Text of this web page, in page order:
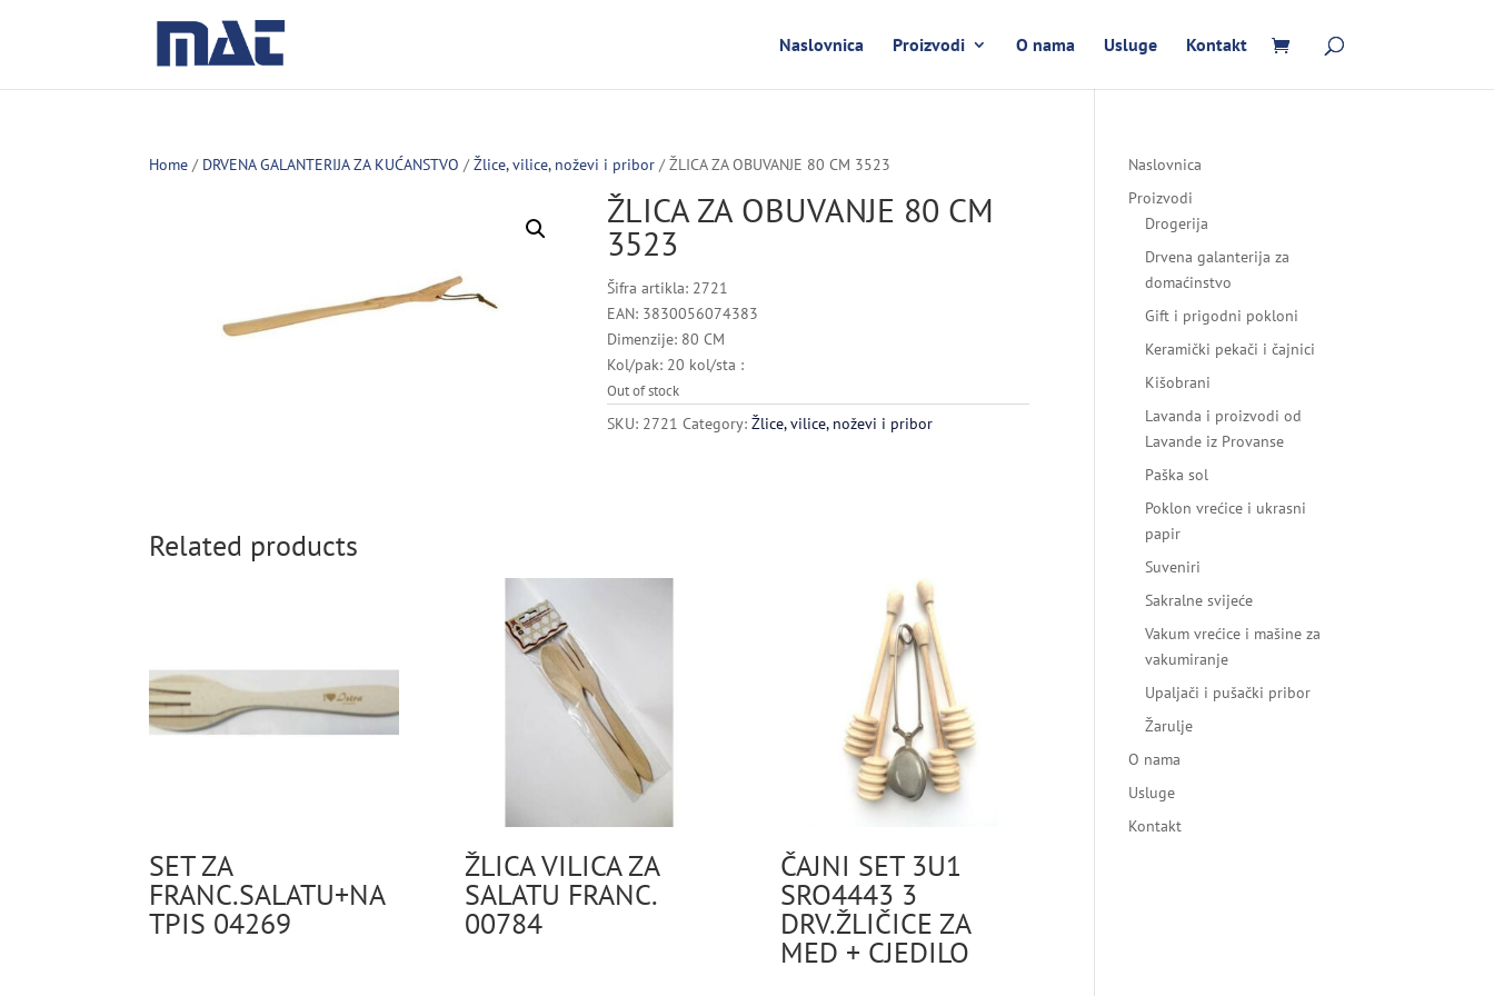
Naslovnica Proizvodi O nama Usluge Kontakt
Home / DRVENA GALANTERIJA ZA KUĆANSTVO /Žlice, vilice, noževi i pribor / ŽLICA ZA OBUVANJE 80 CM 3523
ŽLICA ZA OBUVANJE 80 CM
3523
Šifra artikla: 2721
EAN: 3830056074383
Dimenzije: 80 CM
Kol/pak: 20 kol/sta :
Out of stock
SKU: 2721 Category:Žlice, vilice, noževi i pribor
Related products
SET ZA
FRANC.SALATU+NA
TPIS 04269
ŽLICA VILICA ZA
SALATU FRANC.
00784
ČAJNI SET 3U1
SRO4443 3
DRV.ŽLIČICE ZA
MED + CJEDILO
Naslovnica
Proizvodi
Drogerija
Drvena galanterija za
domaćinstvo
Gift i prigodni pokloni
Keramički pekači i čajnici
Kišobrani
Lavanda i proizvodi od
Lavande iz Provanse
Paška sol
Poklon vrećice i ukrasni
papir
Suveniri
Sakralne svijeće
Vakum vrećice i mašine za
vakumiranje
Upaljači i pušački pribor
Žarulje
O nama
Usluge
Kontakt